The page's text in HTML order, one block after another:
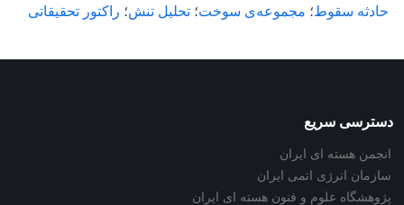
حادثه سقوط؛ مجموعه‌ی سوخت؛ تحلیل تنش؛ راکتور تحقیقاتی
دسترسی سریع
انجمن هسته ای ایران
سازمان انرژی اتمی ایران
پژوهشگاه علوم و فنون هسته ای ایران